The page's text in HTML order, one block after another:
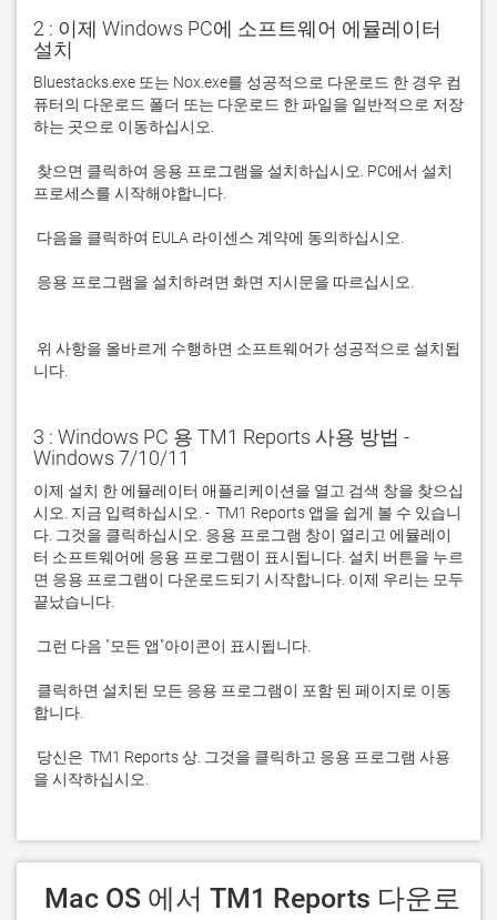
2 : 이제 Windows PC에 소프트웨어 에뮬레이터
설치
Bluestacks.exe 또는 Nox.exe를 성공적으로 다운로드 한 경우 컴
퓨터의 다운로드 폴더 또는 다운로드 한 파일을 일반적으로 저장
니다.
3 : Windows PC 용 TM1 Reports 사용 방법 -
Windows 7/10/11
이제 설치 한 에뮬레이터 애플리케이션을 열고 검색 창을 찾으십
시오. 지금 입력하십시오. -  TM1 Reports 앱을 쉽게 볼 수 있습니
다. 그것을 클릭하십시오. 응용 프로그램 창이 열리고 에뮬레이
터 소프트웨어에 응용 프로그램이 표시됩니다. 설치 버튼을 누르
면 응용 프로그램이 다운로드되기 시작합니다. 이제 우리는 모두
을 시작하십시오.